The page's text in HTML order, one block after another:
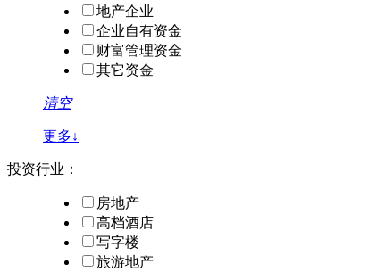
地产企业
企业自有资金
财富管理资金
其它资金
清空
更多↓
投资行业：
房地产
高档酒店
写字楼
旅游地产